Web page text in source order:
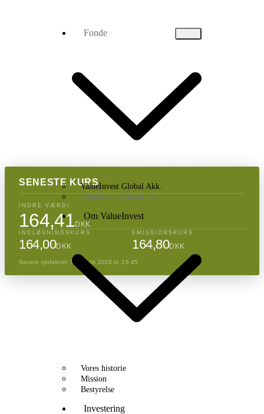
Fonde
ValueInvest Global Akk.
ValueInvest Global Udb.
Om ValueInvest
Vores historie
Mission
Bestyrelse
Investering
SENESTE KURS
INDRE VÆRDI
164,41DKK
INDLØSNINGSKURS
164,00DKK
EMISSIONSKURS
164,80DKK
Senest opdateret 7. august 2026 kl. 16.45